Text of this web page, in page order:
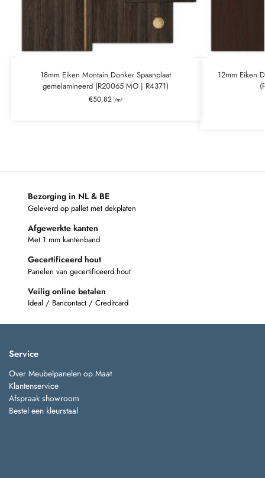
18mm Eiken Montain Donker Spaanplaat
gemelamineerd (R20065 MO | R4371)
€50,82 /m²
12mm Eiken
Bezorging in NL & BE
Geleverd op pallet met dekplaten
Afgewerkte kanten
Met 1 mm kantenband
Gecertificeerd hout
Panelen van gecertificeerd hout
Veilig online betalen
Ideal / Bancontact / Creditcard
Service
Over Meubelpanelen op Maat
Klantenservice
Afspraak showroom
Bestel een kleurstaal